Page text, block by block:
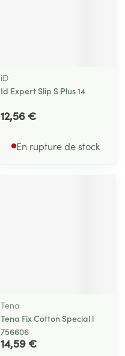
iD
Id Expert Slip S Plus 14
12,56 €
En rupture de stock
Tena
Tena Fix Cotton Special l
756606
14,59 €